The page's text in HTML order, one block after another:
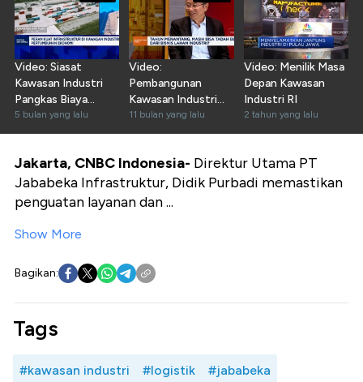
Video: Siasat
Kawasan Industri
Pangkas Biaya
Logistik Yang Mahal
5 bulan yang lalu
Video:
Pembangunan
Kawasan Industri
Perlu Visi Jangka
Panjang
11 bulan yang lalu
Video: Menilik Masa
Depan Kawasan
Industri RI
2 tahun yang lalu
Jakarta, CNBC Indonesia- Direktur Utama PT
Jababeka Infrastruktur, Didik Purbadi memastikan
penguatan layanan dan ...
Show More
Bagikan:
Tags
#kawasan industri #logistik #jababeka